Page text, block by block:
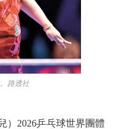
路透社
2026乒乓球世界團體